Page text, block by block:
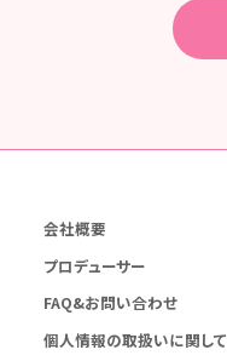
会社概要
プロデューサー
FAQ&お問い合わせ
個人情報の取扱いに関して